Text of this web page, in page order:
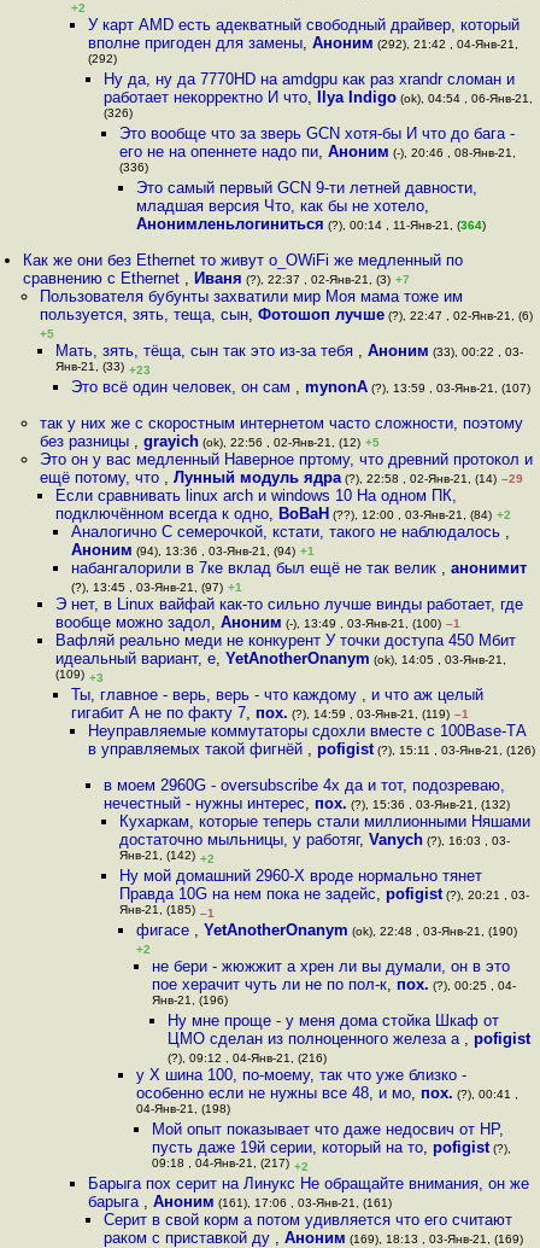
+2
У карт AMD есть адекватный свободный драйвер, который
вполне пригоден для замены, Аноним (292), 21:42 , 04-Янв-21,
(292)
Ну да, ну да 7770HD на amdgpu как раз xrandr сломан и
работает некорректно И что, Ilya Indigo(ok), 04:54 , 06-Янв-21,
(326)
Это вообще что за зверь GCN хотя-бы И что до бага -
его не на опеннете надо пи,Аноним (-), 20:46 , 08-Янв-21,
(336)
Это самый первый GCN 9-ти летней давности,
младшая версия Что, как бы не хотело,
Анонимленьлогиниться (?), 00:14 , 11-Янв-21, (364)
Как же они без Ethernet то живут о_ОWiFi же медленный по
сравнению с Ethernet , Иваня (?), 22:37 , 02-Янв-21, (3) +7
Пользователя бубунты захватили мир Моя мама тоже им
пользуется, зять, теща, сын, Фотошоп лучше(?), 22:47 , 02-Янв-21, (6)
+5
Мать, зять, тёща, сын так это из-за тебя , Аноним (33), 00:22 , 03-
Янв-21, (33) +23
Это всё один человек, он сам ,mynonA (?), 13:59 , 03-Янв-21, (107)
так у них же с скоростным интернетом часто сложности, поэтому
без разницы , grayich(ok), 22:56 , 02-Янв-21, (12) +5
Это он у вас медленный Наверное пртому, что древний протокол и
ещё потому, что , Лунный модуль ядра(?), 22:58 , 02-Янв-21, (14) –29
Если сравнивать linux arch и windows 10 На одном ПК,
подключённом всегда к одно, BoBaH (??), 12:00 , 03-Янв-21, (84) +2
Аналогично С семерочкой, кстати, такого не наблюдалось ,
Аноним (94), 13:36 , 03-Янв-21, (94) +1
набангалорили в 7ке вклад был ещё не так велик ,анонимит
(?), 13:45 , 03-Янв-21, (97) +1
Э нет, в Linux вайфай как-то сильно лучше винды работает, где
вообще можно задол, Аноним (-), 13:49 , 03-Янв-21, (100) –1
Вафляй реально меди не конкурент У точки доступа 450 Мбит
идеальный вариант, е, YetAnotherOnanym (ok), 14:05 , 03-Янв-21,
(109) +3
Ты, главное - верь, верь - что каждому , и что аж целый
гигабит А не по факту 7, пох. (?), 14:59 , 03-Янв-21, (119) –1
Неуправляемые коммутаторы сдохли вместе с 100Base-TА
в управляемых такой фигнёй , pofigist(?), 15:11 , 03-Янв-21, (126)
в моем 2960G - oversubscribe 4x да и тот, подозреваю,
нечестный - нужны интерес, пох. (?), 15:36 , 03-Янв-21, (132)
Кухаркам, которые теперь стали миллионными Няшами
достаточно мыльницы, у работяг,Vanych (?), 16:03 , 03-
Янв-21, (142) +2
Ну мой домашний 2960-Х вроде нормально тянет
Правда 10G на нем пока не задейс,pofigist (?), 20:21 , 03-
Янв-21, (185) –1
фигасе , YetAnotherOnanym (ok), 22:48 , 03-Янв-21, (190)
+2
не бери - жюжжит а хрен ли вы думали, он в это
пое херачит чуть ли не по пол-к, пох. (?), 00:25 , 04-
Янв-21, (196)
Ну мне проще - у меня дома стойка Шкаф от
ЦМО сделан из полноценного железа а ,pofigist
(?), 09:12 , 04-Янв-21, (216)
у X шина 100, по-моему, так что уже близко -
особенно если не нужны все 48, и мо, пох. (?), 00:41 ,
04-Янв-21, (198)
Мой опыт показывает что даже недосвич от НР,
пусть даже 19й серии, который на то, pofigist(?),
09:18 , 04-Янв-21, (217) +2
Барыга пох серит на Линукс Не обращайте внимания, он же
барыга , Аноним (161), 17:06 , 03-Янв-21, (161)
Серит в свой корм а потом удивляется что его считают
раком с приставкой ду , Аноним (169), 18:13 , 03-Янв-21, (169)